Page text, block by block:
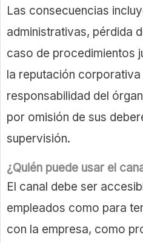
Las consecuencias
administrativas, pérdida
caso de procedimientos
la reputación
responsabilidad del
por omisión de sus
supervisión.
¿Quién puede usar el
El canal debe ser
empleados como para
con la empresa, como